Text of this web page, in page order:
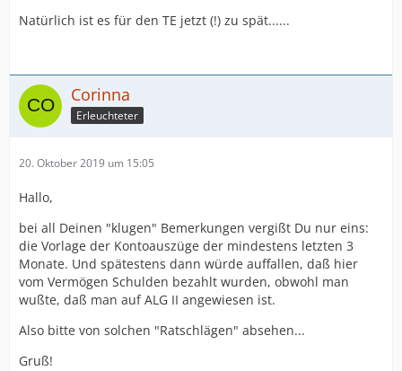
Natürlich ist es für den TE jetzt (!) zu spät......
Corinna
Erleuchteter
20. Oktober 2019 um 15:05
Hallo,
bei all Deinen "klugen" Bemerkungen vergißt Du nur eins:
die Vorlage der Kontoauszüge der mindestens letzten 3
Monate. Und spätestens dann würde auffallen, daß hier
vom Vermögen Schulden bezahlt wurden, obwohl man
wußte, daß man auf ALG II angewiesen ist.
Also bitte von solchen "Ratschlägen" absehen...
Gruß!